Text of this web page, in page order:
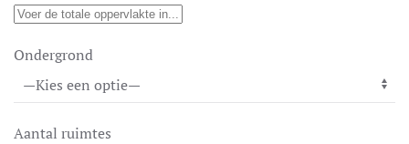
Ondergrond
Aantal ruimtes